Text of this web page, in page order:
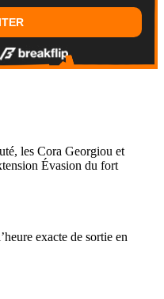
les Cora Georgiou et
Évasion du fort
exacte de sortie en